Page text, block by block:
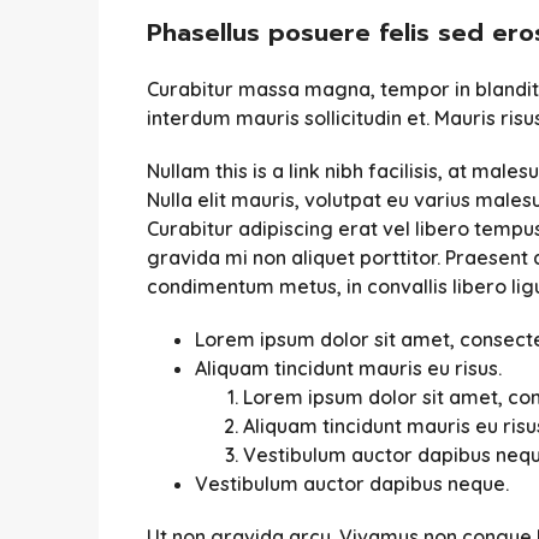
Phasellus posuere felis sed
Curabitur massa magna, tempor in
interdum mauris sollicitudin et. Mauris
Nullam this is a link nibh facilisis, at
Nulla elit mauris, volutpat eu varius
Curabitur adipiscing erat vel libero
gravida mi non aliquet porttitor. Praesent
condimentum metus, in convallis libero
Lorem ipsum dolor sit amet,
Aliquam tincidunt mauris eu risus.
Lorem ipsum dolor sit amet,
Aliquam tincidunt mauris eu
Vestibulum auctor dapibus
Vestibulum auctor dapibus neque.